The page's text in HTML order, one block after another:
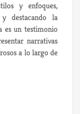
y enfoques,
y destacando la
es un testimonio
narrativas
a lo largo de